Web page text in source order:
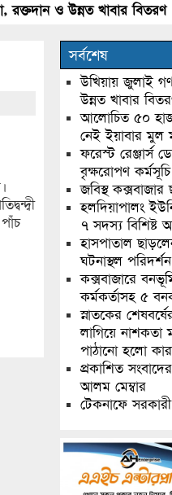
ও উন্নত খাবার বিতরণ●
সর্বশেষ
উখিয়ায় জুলাই
উন্নত খাবার
আলোচিত ৫০
নেই ইয়াবার মুল
ফরেস্ট রেঞ্জার্স
বৃক্ষরোপণ
জবিস্থ কক্সবাজার
হলদিয়াপালং
৭ সদস্য
হাসপাতাল
ঘটনাস্থল পরিদর্শন
কক্সবাজারে
কর্মকর্তাসহ ৫
স্নাতকের
লাগিয়ে নাশকতা
পাঠানো হলো
প্রকাশিত
আলম মেম্বার
টেকনাফে